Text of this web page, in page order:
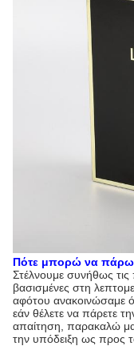
Πότε μπορώ να πάρω
Στέλνουμε συνήθως
βασισμένες στη
αφότου ανακοινώσαμε
εάν θέλετε να πάρετε
απαίτηση, παρακαλώ
την υπόδειξη ως προς